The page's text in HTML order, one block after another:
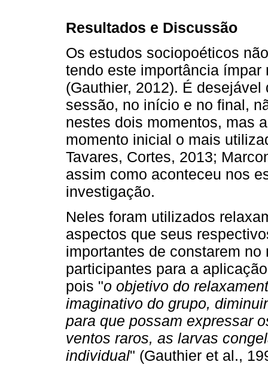
Resultados e Discussão
Os estudos sociopoéticos
tendo este importância
(Gauthier, 2012). É
sessão, no início e no final,
nestes dois momentos, mas
momento inicial o mais
Tavares, Cortes, 2013;
assim como aconteceu nos
investigação.
Neles foram utilizados
aspectos que seus
importantes de constarem
participantes para a
pois "o objetivo do
imaginativo do grupo,
para que possam expressar
ventos raros, as larvas
individual" (Gauthier et al.,